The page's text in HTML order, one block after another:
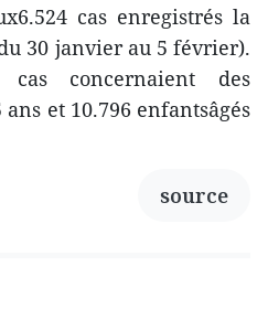
cas enregistrés la
30 janvier au 5 février).
cas concernaient des
et 10.796 enfantsâgés
source